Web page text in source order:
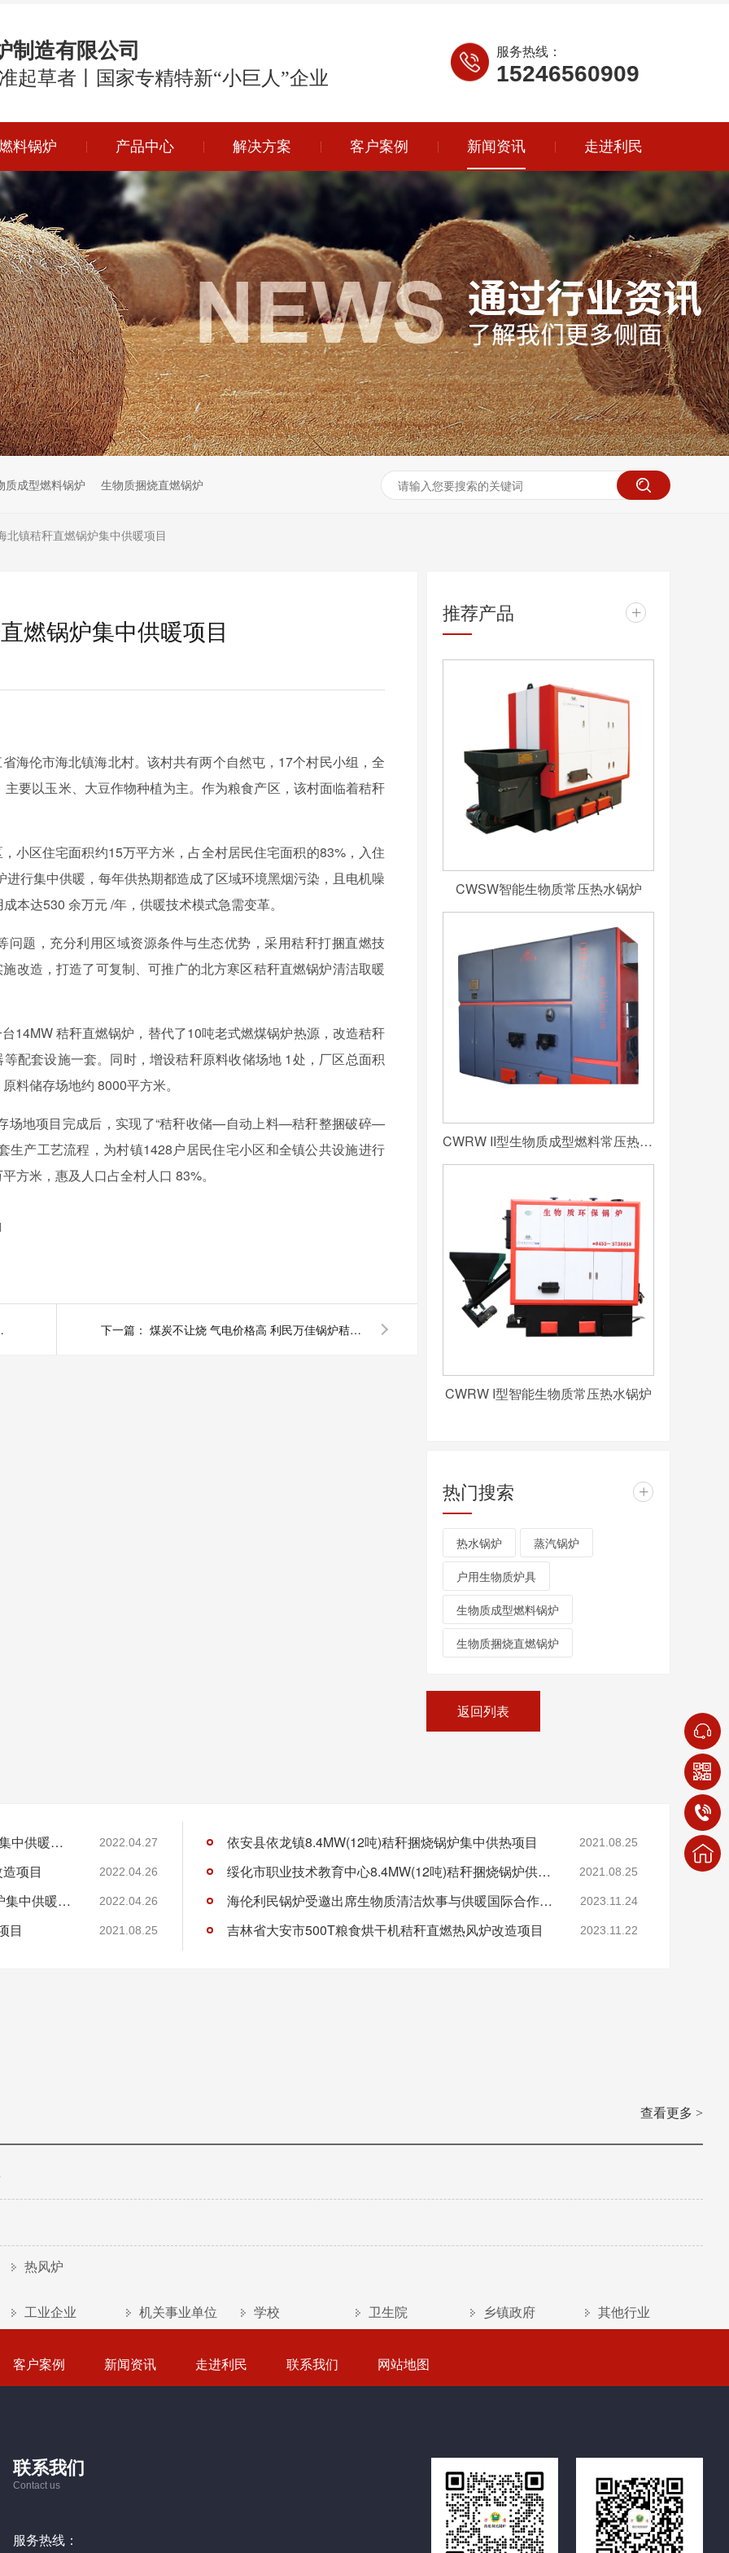
制造有限公司
起草者丨国家专精特新“小巨人”企业
服务热线：
15246560909
料锅炉 产品中心 解决方案 客户案例 新闻资讯 走进利民
质成型燃料锅炉 生物质捆烧直燃锅炉
北镇秸秆直燃锅炉集中供暖项目
燃锅炉集中供暖项目
海伦市海北镇海北村。该村共有两个自然屯， 17个村民小组，全
主要以玉米、大豆作物种植为主。作为粮食产区，该村面临着秸秆
小区住宅面积约15万平方米，占全村居民住宅面积的83%，入住
行集中供暖，每年供热期都造成了区域环境黑烟污染，且电机噪
本达530 余万元 /年，供暖技术模式急需变革。
题，充分利用区域资源条件与生态优势，采用秸秆打捆直燃技
改造，打造了可复制、可推广的北方寒区秸秆直燃锅炉清洁取暖
14MW秸秆直燃锅炉，替代了10吨老式燃煤锅炉热源，改造秸秆
配套设施一套。同时，增设秸秆原料收储场地 1处，厂区总面积
料储存场地约 8000平方米。
场地项目完成后，实现了“秸秆收储—自动上料—秸秆整捆破碎—
产工艺流程，为村镇1428户居民住宅小区和全镇公共设施进行
方米，惠及人口占全村人口 83%。
如何实现 下一篇： 煤炭不让烧 气电价格高 利民万佳锅炉秸秆直燃打捆锅炉了解一下
推荐产品 +
CWSW智能生物质常压热水锅炉
CWRW II型生物质成型燃料常压热水锅炉
CWRW I型智能生物质常压热水锅炉
热门搜索 +
热水锅炉 蒸汽锅炉
户用生物质炉具
生物质成型燃料锅炉
生物质捆烧直燃锅炉
返回列表
长春市双阳区5.6MW(8吨)秸秆大包直燃锅炉集中供暖项目 2022.04.27
项目 2022.04.26
吉林省辽源市8.4MW(12吨)秸秆大包直燃锅炉集中供暖项目 2022.04.26
目 2021.08.25
依安县依龙镇8.4MW(12吨)秸秆捆烧锅炉集中供热项目 2021.08.25
绥化市职业技术教育中心8.4MW(12吨)秸秆捆烧锅炉供暖项目 2021.08.25
海伦利民锅炉受邀出席生物质清洁炊事与供暖国际合作论坛 2023.11.24
吉林省大安市500T粮食烘干机秸秆直燃热风炉改造项目 2023.11.22
查看更多 >
热风炉
工业企业 机关事业单位 学校 卫生院 乡镇政府 其他行业
客户案例 新闻资讯 走进利民 联系我们 网站地图
联系我们
Contact us
服务热线：